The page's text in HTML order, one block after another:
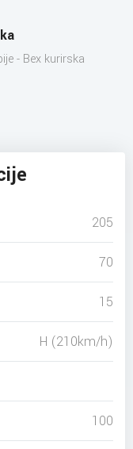
- Bex kurirska
205
70
15
H (210km/h)
100